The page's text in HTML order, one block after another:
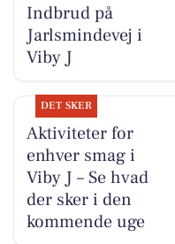
Indbrud på
Jarlsmindevej i
Viby J
DET SKER
Aktiviteter for
enhver smag i
Viby J – Se hvad
der sker i den
kommende uge